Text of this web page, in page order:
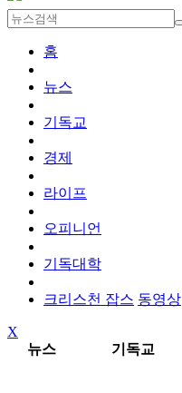
홈
뉴스
기독교
경제
라이프
오피니언
기독대학
크리스천 잡스 동영상
X
뉴스
기독교